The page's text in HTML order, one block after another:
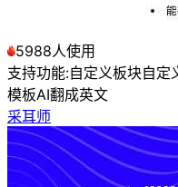
5988人使用
支持功能:自定义板块自定
模板AI翻成英文
采耳师